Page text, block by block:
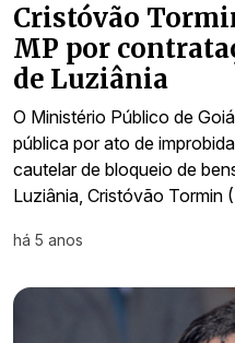
Cristóvão
MP por
de Luziânia
O Ministério Público de
pública por ato de
cautelar de bloqueio de
Luziânia, Cristóvão Tormin
há 5 anos